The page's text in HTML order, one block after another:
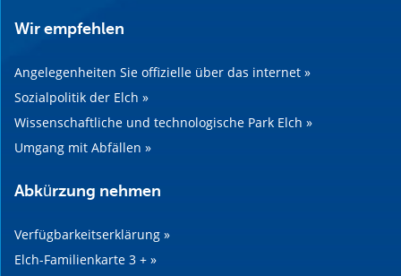
Wir empfehlen
Angelegenheiten Sie offizielle über das internet »
Sozialpolitik der Elch »
Wissenschaftliche und technologische Park Elch »
Umgang mit Abfällen »
Abkürzung nehmen
Verfügbarkeitserklärung »
Elch-Familienkarte 3 + »